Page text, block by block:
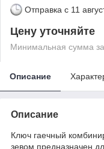
Отправка с 11
Цену уточняйте
Минимальная сумма
Описание
Описание
Ключ гаечный
зевом предназначен